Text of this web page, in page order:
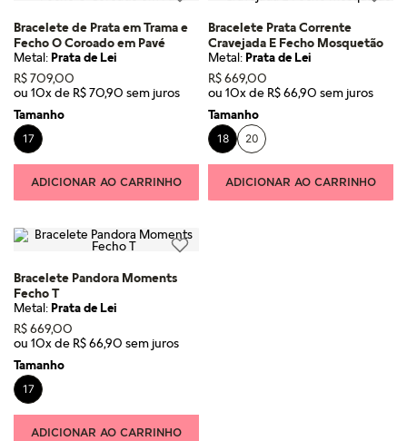
Bracelete de Prata em Trama e
Fecho O Coroado em Pavé
Metal:Prata de Lei
R$709,00
ou 10x de R$70,90
Tamanho
17
ADICIONAR AO CARRINHO
Bracelete Prata Corrente
Cravejada E Fecho Mosquetão
Metal:Prata de Lei
R$669,00
ou 10x de R$66,90
Tamanho
18 20
ADICIONAR AO CARRINHO
Bracelete Pandora Moments
Fecho T
Metal:Prata de Lei
R$669,00
ou 10x de R$66,90
Tamanho
17
ADICIONAR AO CARRINHO